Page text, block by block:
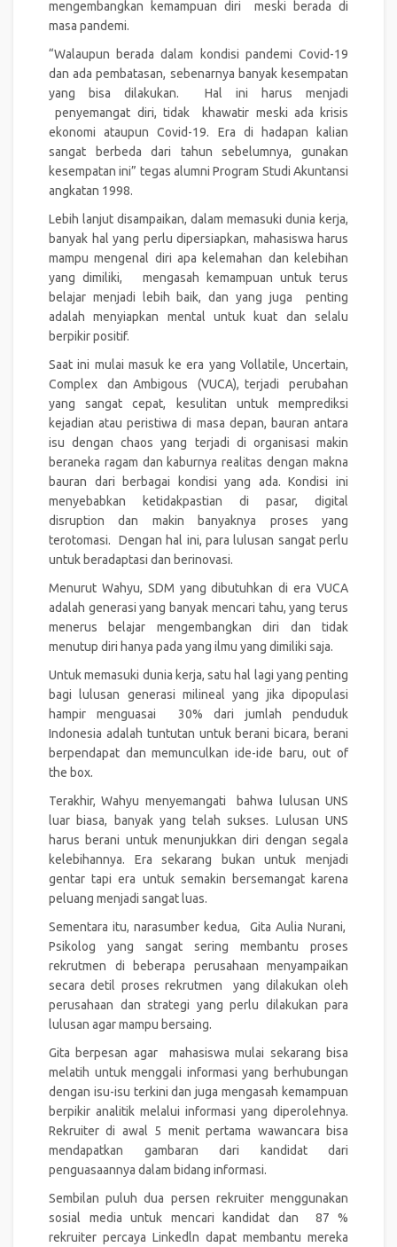
mengembangkan kemampuan diri meski berada di
masa pandemi.
“Walaupun berada dalam kondisi pandemi Covid-19
dan ada pembatasan, sebenarnya banyak kesempatan
yang bisa dilakukan. Hal ini harus menjadi
penyemangat diri, tidak khawatir meski ada krisis
ekonomi ataupun Covid-19. Era di hadapan kalian
sangat berbeda dari tahun sebelumnya, gunakan
kesempatan ini” tegas alumni Program Studi Akuntansi
angkatan 1998.
Lebih lanjut disampaikan, dalam memasuki dunia kerja,
banyak hal yang perlu dipersiapkan, mahasiswa harus
mampu mengenal diri apa kelemahan dan kelebihan
yang dimiliki, mengasah kemampuan untuk terus
belajar menjadi lebih baik, dan yang juga penting
adalah menyiapkan mental untuk kuat dan selalu
berpikir positif.
Saat ini mulai masuk ke era yang Vollatile, Uncertain,
Complex dan Ambigous (VUCA), terjadi perubahan
yang sangat cepat, kesulitan untuk memprediksi
kejadian atau peristiwa di masa depan, bauran antara
isu dengan chaos yang terjadi di organisasi makin
beraneka ragam dan kaburnya realitas dengan makna
bauran dari berbagai kondisi yang ada. Kondisi ini
menyebabkan ketidakpastian di pasar, digital
disruption dan makin banyaknya proses yang
terotomasi. Dengan hal ini, para lulusan sangat perlu
untuk beradaptasi dan berinovasi.
Menurut Wahyu, SDM yang dibutuhkan di era VUCA
adalah generasi yang banyak mencari tahu, yang terus
menerus belajar mengembangkan diri dan tidak
menutup diri hanya pada yang ilmu yang dimiliki saja.
Untuk memasuki dunia kerja, satu hal lagi yang penting
bagi lulusan generasi milineal yang jika dipopulasi
hampir menguasai 30% dari jumlah penduduk
Indonesia adalah tuntutan untuk berani bicara, berani
berpendapat dan memunculkan ide-ide baru, out of
the box.
Terakhir, Wahyu menyemangati bahwa lulusan UNS
luar biasa, banyak yang telah sukses. Lulusan UNS
harus berani untuk menunjukkan diri dengan segala
kelebihannya. Era sekarang bukan untuk menjadi
gentar tapi era untuk semakin bersemangat karena
peluang menjadi sangat luas.
Sementara itu, narasumber kedua, Gita Aulia Nurani,
Psikolog yang sangat sering membantu proses
rekrutmen di beberapa perusahaan menyampaikan
secara detil proses rekrutmen yang dilakukan oleh
perusahaan dan strategi yang perlu dilakukan para
lulusan agar mampu bersaing.
Gita berpesan agar mahasiswa mulai sekarang bisa
melatih untuk menggali informasi yang berhubungan
dengan isu-isu terkini dan juga mengasah kemampuan
berpikir analitik melalui informasi yang diperolehnya.
Rekruiter di awal 5 menit pertama wawancara bisa
mendapatkan gambaran dari kandidat dari
penguasaannya dalam bidang informasi.
Sembilan puluh dua persen rekruiter menggunakan
sosial media untuk mencari kandidat dan 87 %
rekruiter percaya Linkedln dapat membantu mereka